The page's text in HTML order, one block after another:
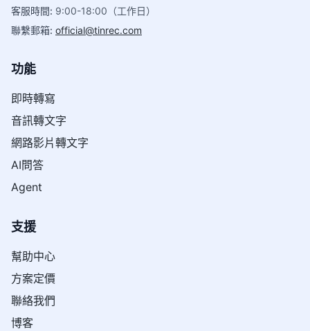
客服時間: 9:00-18:00（工作日）
聯繫郵箱: official@tinrec.com
功能
即時轉寫
音訊轉文字
網路影片轉文字
AI問答
Agent
支援
幫助中心
方案定價
聯絡我們
博客